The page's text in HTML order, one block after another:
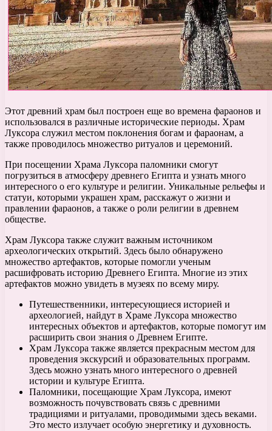
Этот древний храм был построен еще во времена фараонов и
использовался в различные исторические периоды. Храм
Луксора служил местом поклонения богам и фараонам, а
также проводилось множество ритуалов и церемоний.
При посещении Храма Луксора паломники смогут
погрузиться в атмосферу древнего Египта и узнать много
интересного о его культуре и религии. Уникальные рельефы и
статуи, которыми украшен храм, расскажут о жизни и
правлении фараонов, а также о роли религии в древнем
обществе.
Храм Луксора также служит важным источником
археологических открытий. Здесь было обнаружено
множество артефактов, которые помогли ученым
расшифровать историю Древнего Египта. Многие из этих
артефактов можно увидеть в музеях по всему миру.
Путешественники, интересующиеся историей и
археологией, найдут в Храме Луксора множество
интересных объектов и артефактов, которые помогут им
расширить свои знания о Древнем Египте.
Храм Луксора также является прекрасным местом для
проведения экскурсий и образовательных программ.
Здесь можно узнать много интересного о древней
истории и культуре Египта.
Паломники, посещающие Храм Луксора, имеют
возможность почувствовать связь с древними
традициями и ритуалами, проводимыми здесь веками.
Это место излучает особую энергетику и духовность.